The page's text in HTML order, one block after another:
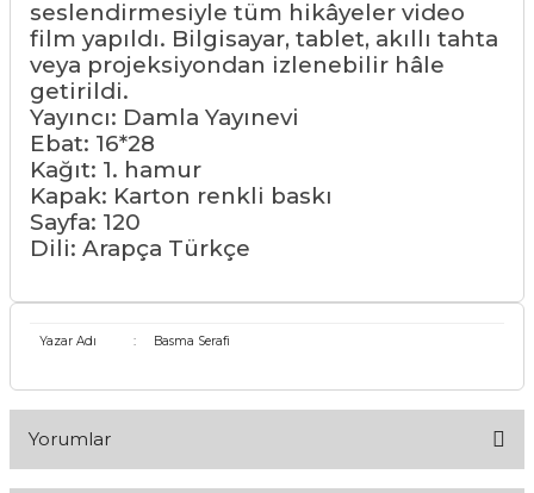
seslendirmesiyle tüm hikâyeler video
film yapıldı. Bilgisayar, tablet, akıllı tahta
veya projeksiyondan izlenebilir hâle
getirildi.
Yayıncı: Damla Yayınevi
Ebat: 16*28
Kağıt: 1. hamur
Kapak: Karton renkli baskı
Sayfa: 120
Dili: Arapça Türkçe
Yazar Adı : Basma Serafi
Yorumlar